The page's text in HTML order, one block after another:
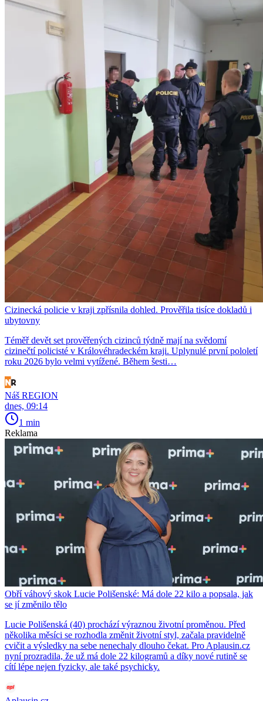
Cizinecká policie v kraji zpřísnila dohled. Prověřila tisíce dokladů i
ubytovny
Téměř devět set prověřených cizinců týdně mají na svědomí
cizinečtí policisté v Královéhradeckém kraji. Uplynulé první pololetí
roku 2026 bylo velmi vytížené. Během šesti…
Náš REGION
dnes, 09:14
1 min
Reklama
Obří váhový skok Lucie Polišenské: Má dole 22 kilo a popsala, jak
se jí změnilo tělo
Lucie Polišenská (40) prochází výraznou životní proměnou. Před
několika měsíci se rozhodla změnit životní styl, začala pravidelně
cvičit a výsledky na sebe nenechaly dlouho čekat. Pro Aplausin.cz
nyní prozradila, že už má dole 22 kilogramů a díky nové rutině se
cítí lépe nejen fyzicky, ale také psychicky.